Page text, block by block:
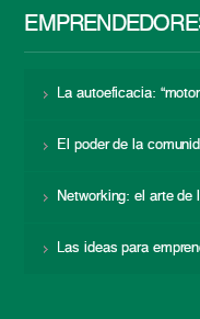
La autoeficacia:
El poder de la
Networking: el arte de
Las ideas para